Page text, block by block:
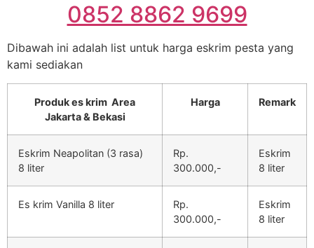
0852 8862 9699
Dibawah ini adalah list untuk harga eskrim pesta yang
kami sediakan
Produk es krim Area
Jakarta & Bekasi
Harga Remark
Eskrim Neapolitan (3 rasa)
8 liter
Rp.
300.000,-
Eskrim
8 liter
Es krim Vanilla 8 liter
Rp.
300.000,-
Eskrim
8 liter